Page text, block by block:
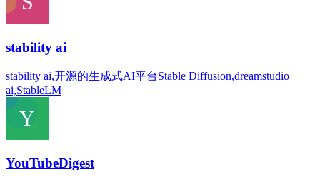
stability ai
stability ai,开源的生成式AI平台Stable Diffusion,dreamstudio
ai,StableLM
YouTubeDigest